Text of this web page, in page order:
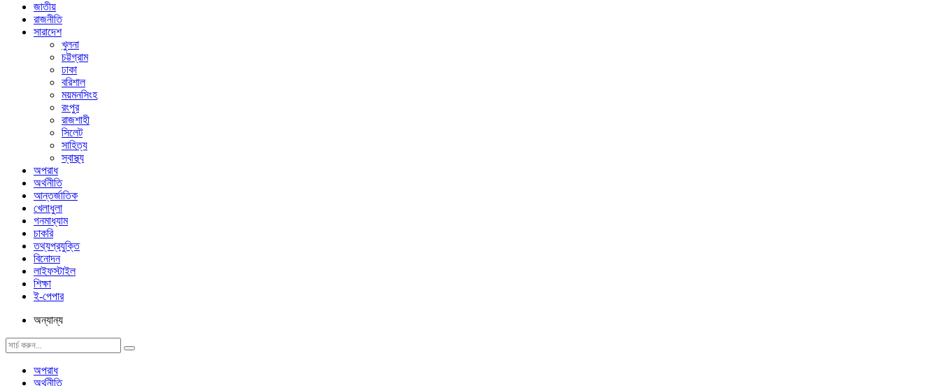
জাতীয়
রাজনীতি
সারাদেশ
খুলনা
চট্টগ্রাম
ঢাকা
বরিশাল
ময়মনসিংহ
রংপুর
রাজশাহী
সিলেট
সাহিত্য
স্বাস্থ্য
অপরাধ
অর্থনীতি
আন্তর্জাতিক
খেলাধুলা
গনমাধ্যাম
চাকরি
তথ্যপ্রযুক্তি
বিনোদন
লাইফস্টাইল
শিক্ষা
ই-পেপার
অন্যান্য
অপরাধ
অর্থনীতি